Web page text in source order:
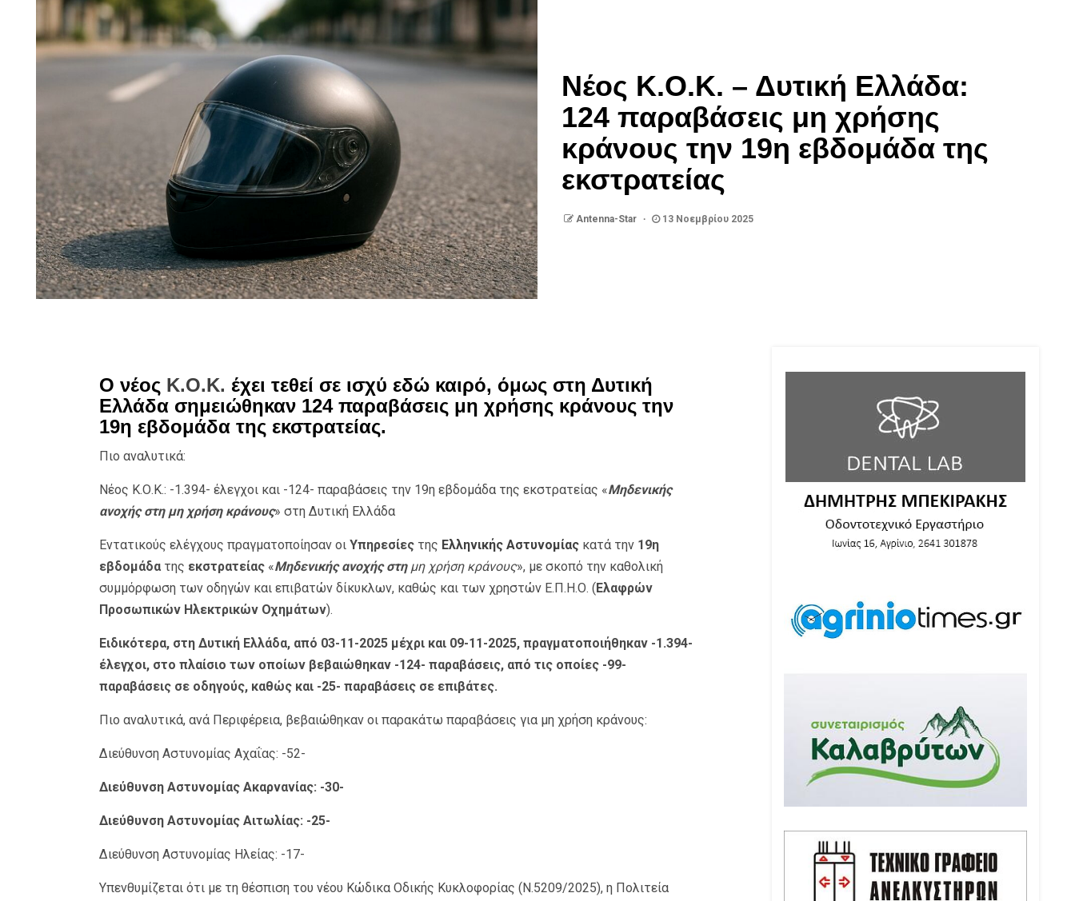
Νέος Κ.Ο.Κ. – Δυτική Ελλάδα:
124 παραβάσεις μη χρήσης
κράνους την 19η εβδομάδα της
εκστρατείας
Antenna-Star 13 Νοεμβρίου 2025
Ο νέος Κ.Ο.Κ. έχει τεθεί σε ισχύ εδώ καιρό, όμως στη Δυτική
Ελλάδα σημειώθηκαν 124 παραβάσεις μη χρήσης κράνους την
19η εβδομάδα της εκστρατείας.
Πιο αναλυτικά:
Νέος Κ.Ο.Κ.: -1.394- έλεγχοι και -124- παραβάσεις την 19η εβδομάδα της εκστρατείας «Μηδενικής
ανοχής στη μη χρήση κράνους» στη Δυτική Ελλάδα
Εντατικούς ελέγχους πραγματοποίησαν οι Υπηρεσίεςτης Ελληνικής Αστυνομίαςκατά την 19η
εβδομάδατης εκστρατείας«Μηδενικής ανοχής στημη χρήση κράνους», με σκοπό την καθολική
συμμόρφωση των οδηγών και επιβατών δίκυκλων, καθώς και των χρηστών Ε.Π.Η.Ο. ( Ελαφρών
Προσωπικών Ηλεκτρικών Οχημάτων).
Ειδικότερα, στη Δυτική Ελλάδα, από 03-11-2025 μέχρι και 09-11-2025, πραγματοποιήθηκαν -1.394-
έλεγχοι, στο πλαίσιο των οποίων βεβαιώθηκαν -124- παραβάσεις, από τις οποίες -99-
παραβάσεις σε οδηγούς, καθώς και -25- παραβάσεις σε επιβάτες.
Πιο αναλυτικά, ανά Περιφέρεια, βεβαιώθηκαν οι παρακάτω παραβάσεις για μη χρήση κράνους:
Διεύθυνση Αστυνομίας Αχαΐας: -52-
Διεύθυνση Αστυνομίας Ακαρνανίας: -30-
Διεύθυνση Αστυνομίας Αιτωλίας: -25-
Διεύθυνση Αστυνομίας Ηλείας: -17-
Υπενθυμίζεται ότι με τη θέσπιση του νέου Κώδικα Οδικής Κυκλοφορίας (Ν.5209/2025), η Πολιτεία